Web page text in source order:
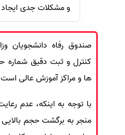
سفارش ترجمه مولتی‌مدیا
سفارش گویندگی
سفارش تولید محتوا
سفارش ترجمه همزمان
سفارش تهیه کاورلتر
سفارش انگیزه‌نامه‌SOP
و مشکلات جدی
صندوق رفاه دانشجویان
کنترل و ثبت دقیق شماره
ها و مراکز آموزش عالی
با توجه به اینکه، عدم
منجر به برگشت حجم